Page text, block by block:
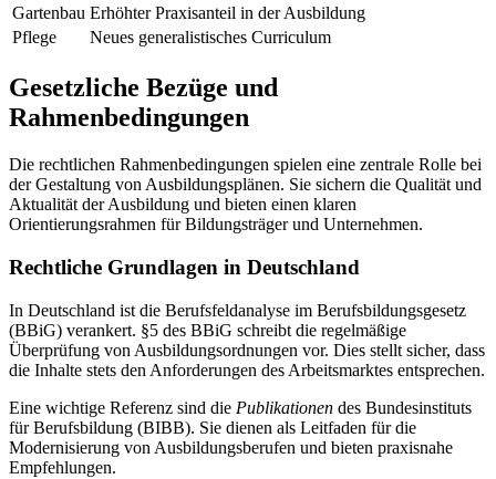
Gartenbau Erhöhter Praxisanteil in der Ausbildung
Pflege
Neues generalistisches Curriculum
Gesetzliche Bezüge und
Rahmenbedingungen
Die rechtlichen Rahmenbedingungen spielen eine zentrale Rolle bei
der Gestaltung von Ausbildungsplänen. Sie sichern die Qualität und
Aktualität der Ausbildung und bieten einen klaren
Orientierungsrahmen für Bildungsträger und Unternehmen.
Rechtliche Grundlagen in Deutschland
In Deutschland ist die Berufsfeldanalyse im Berufsbildungsgesetz
(BBiG) verankert. §5 des BBiG schreibt die regelmäßige
Überprüfung von Ausbildungsordnungen vor. Dies stellt sicher, dass
die Inhalte stets den Anforderungen des Arbeitsmarktes entsprechen.
Eine wichtige Referenz sind die Publikationen des Bundesinstituts
für Berufsbildung (BIBB). Sie dienen als Leitfaden für die
Modernisierung von Ausbildungsberufen und bieten praxisnahe
Empfehlungen.